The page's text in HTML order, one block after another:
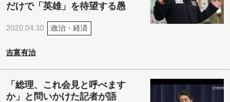
だけで「英雄」を待望する愚
2020.04.30 政治・経済
吉富有治
「総理、これ会見と呼べます
か」と問いかけた記者が語